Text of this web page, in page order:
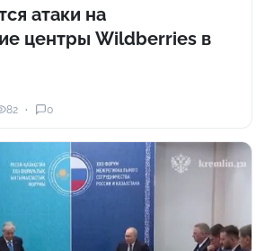
атаки на
центры Wildberries в
82 0